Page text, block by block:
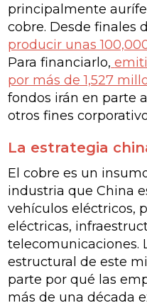
principalmente
cobre. Desde finales
producir unas
Para financiarlo,
por más de 1,527
fondos irán en parte
otros fines
La estrategia
El cobre es un
industria que China
vehículos eléctricos,
eléctricas,
telecomunicaciones.
estructural de este
parte por qué las
más de una década